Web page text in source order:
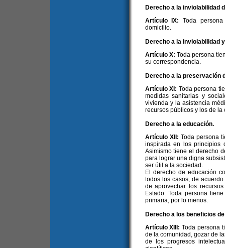
Derecho a la inviolabilidad
Artículo IX:Toda
domicilio.
Derecho a la inviolabilidad
Artículo X: Toda persona
su correspondencia.
Derecho a la preservación
Artículo XI: Toda persona
medidas sanitarias y
vivienda y la asistencia
recursos públicos y los de la
Derecho a la educación.
Artículo XII: Toda persona
inspirada en los principios
Asimismo tiene el derecho
para lograr una digna
ser útil a la sociedad.
El derecho de educación
todos los casos, de
de aprovechar los
Estado. Toda persona
primaria, por lo menos.
Derecho a los beneficios
Artículo XIII:Toda persona
de la comunidad, gozar de
de los progresos